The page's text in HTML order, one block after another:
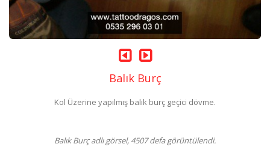
Balık Burç
Kol Üzerine yapılmış balık burç geçici dövme.
Balık Burç adlı görsel, 4507 defa görüntülendi.